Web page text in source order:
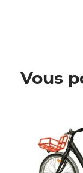
Vous